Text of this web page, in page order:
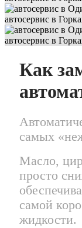
Как
самых
Масло,
просто
самой
жидкости.